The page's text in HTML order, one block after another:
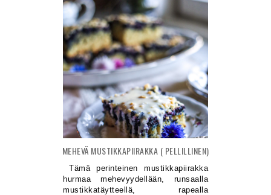
MEHEVÄ MUSTIKKAPIIRAKKA ( PELLILLINEN)
Tämä perinteinen mustikkapiirakka
hurmaa mehevyydellään, runsaalla
mustikkatäytteellä, rapealla